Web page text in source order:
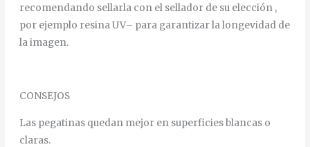
recomendando sellarla con el sellador de su elección,
por ejemplo resinaUV– para garantizarlalongevidad de
laimagen.
CONSEJOS
Las pegatinas quedan mejor en superficies blancas o
claras.